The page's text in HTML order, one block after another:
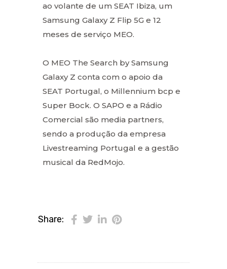
ao volante de um SEAT Ibiza, um
Samsung Galaxy Z Flip 5G e 12
meses de serviço MEO.
O MEO The Search by Samsung
Galaxy Z conta com o apoio da
SEAT Portugal, o Millennium bcp e
Super Bock. O SAPO e a Rádio
Comercial são media partners,
sendo a produção da empresa
Livestreaming Portugal e a gestão
musical da RedMojo.
Share: